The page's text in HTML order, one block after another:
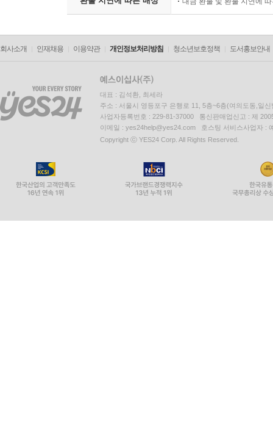
회사소개 인재채용 이용약관 개인정보처리방침 청소년보호정책 도서홍보안내
대표 : 김석환, 최세라
주소 : 서울시 영등포구 은행로 11, 5층~6층(여의도동,일신
사업자등록번호 : 229-81-37000 통신판매업신고 : 제
이메일 : yes24help@yes24.com 호스팅 서비스사업자 :
Copyright ⓒ YES24 Corp. All Rights Reserved.